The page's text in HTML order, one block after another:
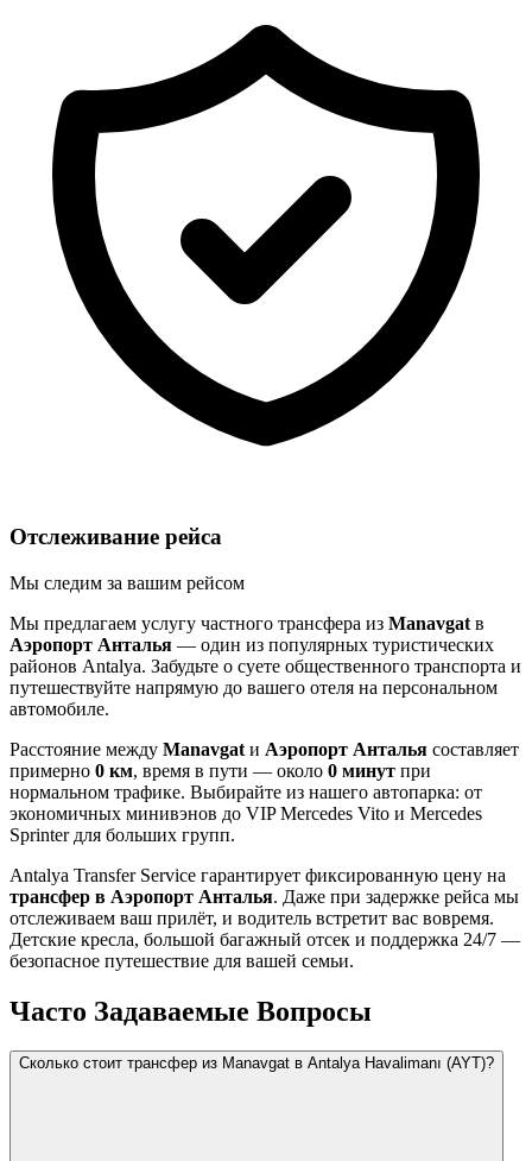
Отслеживание рейса
Мы следим за вашим рейсом
Мы предлагаем услугу частного трансфера из Manavgat в
Аэропорт Анталья — один из популярных туристических
районов Antalya. Забудьте о суете общественного транспорта и
путешествуйте напрямую до вашего отеля на персональном
автомобиле.
Расстояние между Manavgat и Аэропорт Анталья составляет
примерно 0 км, время в пути — около 0 минут при
нормальном трафике. Выбирайте из нашего автопарка: от
экономичных минивэнов до VIP Mercedes Vito и Mercedes
Sprinter для больших групп.
Antalya Transfer Service гарантирует фиксированную цену на
трансфер в Аэропорт Анталья. Даже при задержке рейса мы
отслеживаем ваш прилёт, и водитель встретит вас вовремя.
Детские кресла, большой багажный отсек и поддержка 24/7 —
безопасное путешествие для вашей семьи.
Часто Задаваемые Вопросы
Сколько стоит трансфер из Manavgat в Antalya Havalimanı (AYT)?